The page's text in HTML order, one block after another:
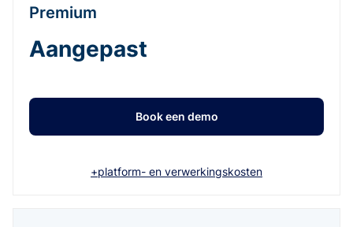
Premium
Aangepast
Book een demo
+platform- en verwerkingskosten